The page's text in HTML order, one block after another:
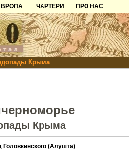
ЧАРТЕРИ
ПРО НАС
Контакти
Партнерам
Додати готель
Крыма
Крыма
Головкинского (Алушта)